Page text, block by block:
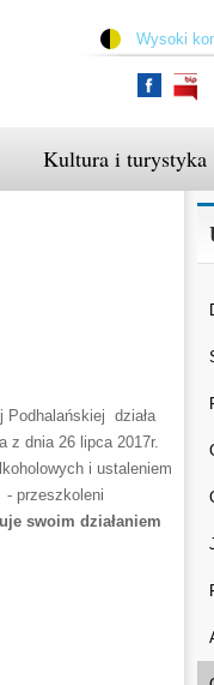
Wysoki
Kultura i turystyka
Podhalańskiej działa
z dnia 26 lipca 2017r.
i ustaleniem
- przeszkoleni
swoim działaniem